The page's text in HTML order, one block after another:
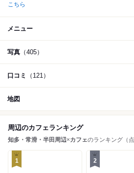
こちら
メニュー
写真 （405）
口コミ （121）
地図
周辺のカフェランキング
知多・常滑・半田周辺×カフェのランキング（
1 2